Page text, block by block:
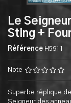
Le
Sting +
Référence H5911
Note
Superbe réplique